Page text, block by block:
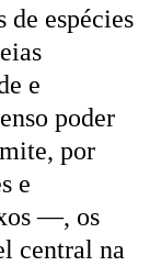
de espécies
e
poder
por
e
—, os
central na